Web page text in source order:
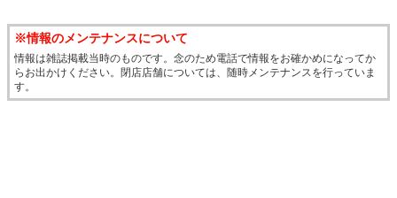
※情報のメンテナンスについて
情報は雑誌掲載当時のものです。念のため電話で情報をお確かめになってか
らお出かけください。閉店店舗については、随時メンテナンスを行っていま
す。